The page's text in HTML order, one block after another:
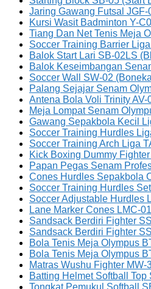
Jaring Gawang Futsal JGF-
Kursi Wasit Badminton Y-
Tiang Dan Net Tenis Meja
Soccer Training Barrier
Balok Start Lari SB-02LS
Balok Keseimbangan
Soccer Wall SW-02
Palang Sejajar Senam
Antena Bola Voli Trinity AV-
Meja Lompat Senam
Gawang Sepakbola Kecil
Soccer Training Hurdles
Soccer Training Arch Liga
Kick Boxing Dummy
Papan Pegas Senam
Cones Hurdles Sepakbola
Soccer Training Hurdles
Soccer Adjustable Hurdles
Lane Marker Cones LMC-
Sandsack Berdiri Fighter
Sandsack Berdiri Fighter
Bola Tenis Meja Olympus
Bola Tenis Meja Olympus
Matras Wushu Fighter MW-
Batting Helmet Softball Top
Tongkat Pemukul Softball